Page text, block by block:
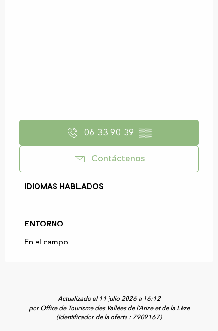
06 33 90 39 ▒▒
Contáctenos
Idiomas hablados
Idiomas hablados
Entorno
Entorno
En el campo
Actualizado el 11 julio 2026 a 16:12
por Office de Tourisme des Vallées de l’Arize et de la Lèze
(Identificador de la oferta : 7909167)